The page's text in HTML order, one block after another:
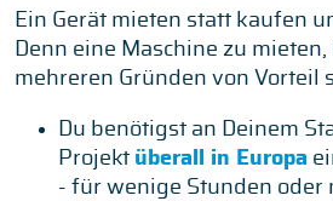
Ein Gerät mieten statt kaufen
Denn eine Maschine zu mieten,
mehreren Gründen von Vorteil
Du benötigst an Deinem
Projekt überall in Europa
- für wenige Stunden oder